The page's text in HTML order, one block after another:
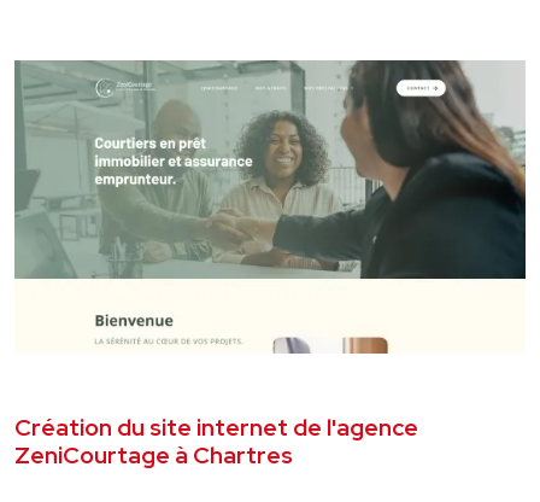
Création du site internet de l'agence
ZeniCourtage à Chartres